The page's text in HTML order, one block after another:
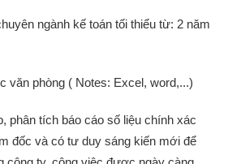
ngành kế toán tối thiểu từ: 2 năm
văn phòng ( Notes: Excel, word,...)
phân tích báo cáo số liệu chính xác
đốc và có tư duy sáng kiến mới để